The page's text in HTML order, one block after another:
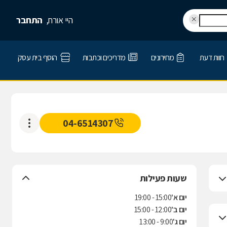
היי אורח, התחבר
חוות דעת מחירונים מדריכים וכתבות הוסף בית עסק
04-6514307
שעות פעילות
יום א'15:00 - 19:00
יום ב'12:00 - 15:00
יום ג'9:00 - 13:00